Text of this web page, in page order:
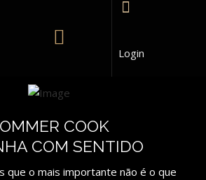
Login
COOK
COM SENTIDO
que o mais importante não é o que